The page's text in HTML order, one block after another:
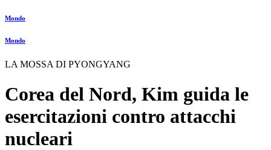
Mondo
Mondo
LA MOSSA DI PYONGYANG
Corea del Nord, Kim guida le
esercitazioni contro attacchi
nucleari